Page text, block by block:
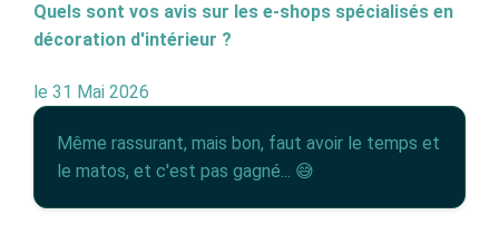
Quels sont vos avis sur les e-shops spécialisés en
décoration d'intérieur ?
le 31 Mai 2026
Même rassurant, mais bon, faut avoir le temps et
le matos, et c'est pas gagné... 😅